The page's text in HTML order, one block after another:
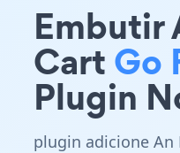
Embutir
CartGo
Plugin
plugin adicione An